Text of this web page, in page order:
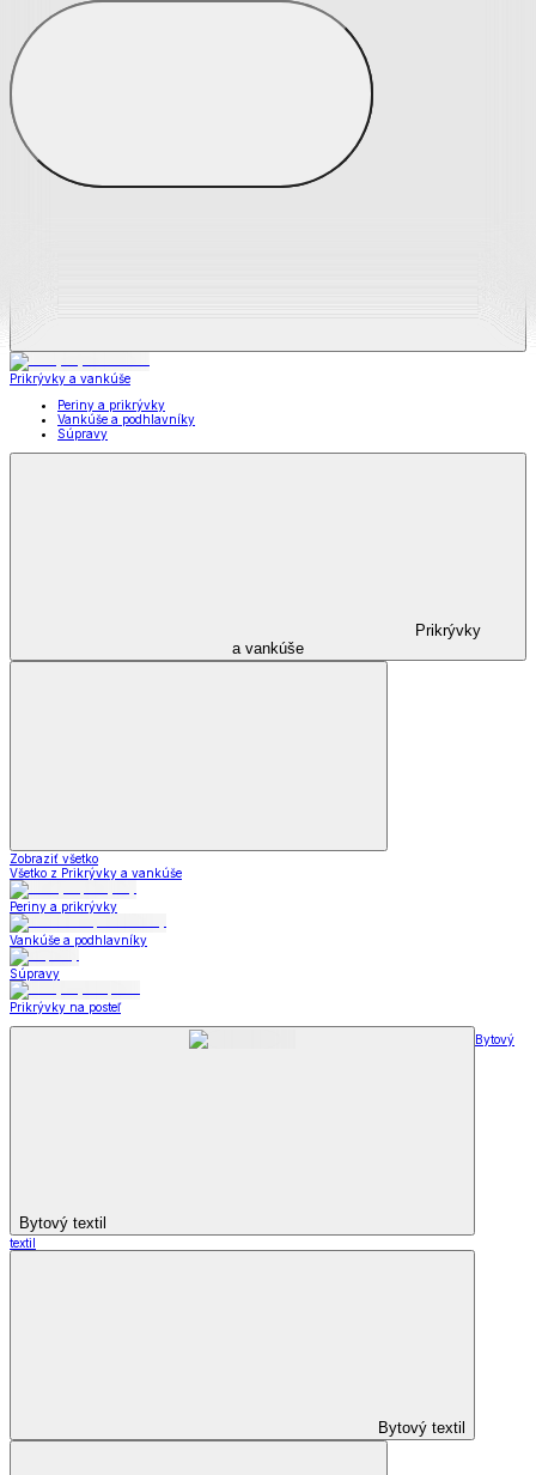
Zobraziť všetko
Všetko z Matrace a matracové chrániče
Matrace
Chrániče na matrace
Prikrývky a vankúše
Periny a prikrývky
Vankúše a podhlavníky
Súpravy
Prikrývky
a vankúše
Zobraziť všetko
Všetko z Prikrývky a vankúše
Periny a prikrývky
Vankúše a podhlavníky
Súpravy
Prikrývky na posteľ
Bytový textil
Bytový
textil
Bytový textil